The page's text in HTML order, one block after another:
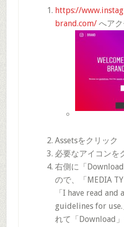
https://
brand.com/へアク
Assetsをクリック
必要なアイコンを
右側に「
ので、「MEDIA
「I have read and
guidelines for use.
れて「Download